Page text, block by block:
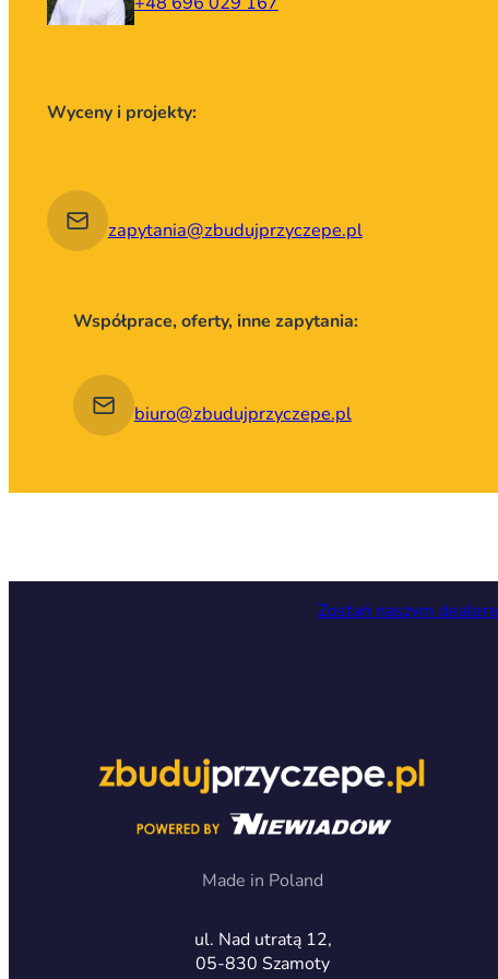
Wyceny i projekty:
zapytania@zbudujprzyczepe.pl
Współprace, oferty, inne zapytania:
biuro@zbudujprzyczepe.pl
Zostań naszym
Made in Poland
ul. Nad utratą 12,
05-830 Szamoty